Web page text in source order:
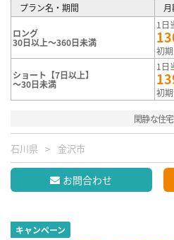
プラン名・期間
ロング
30日以上～360日未満
1日
初
ショート【7日以上】
～30日未満
1日
初
閑静な住
石川県 金沢市
お問合わせ
キャンペーン